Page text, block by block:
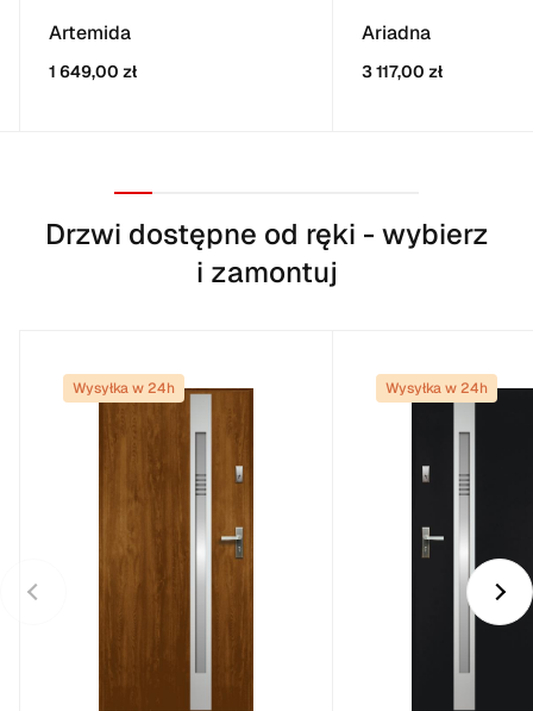
Artemida
1 649,00 zł
Ariadna
3 117,00 zł
Drzwi dostępne od ręki - wybierz
i zamontuj
Wysyłka w 24h Wysyłka w 24h